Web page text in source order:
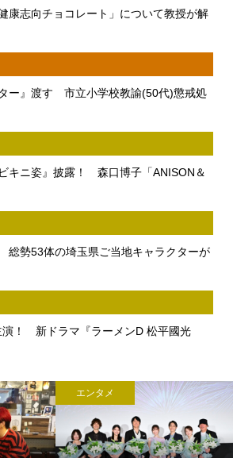
康志向チョコレート」について教授が解
ー』渡す 市立小学校教諭(50代)懲戒処
キニ姿』披露！ 森口博子「ANISON＆
勢53体の埼玉県ご当地キャラクターが
演！ 新ドラマ『ラーメンD 松平國光
エンタメ